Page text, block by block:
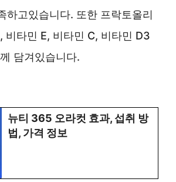
하고있습니다. 또한 프락토올리
비타민 E, 비타민 C, 비타민 D3
담겨있습니다.
뉴티 365 오라컷 효과, 섭취 방
법, 가격 정보